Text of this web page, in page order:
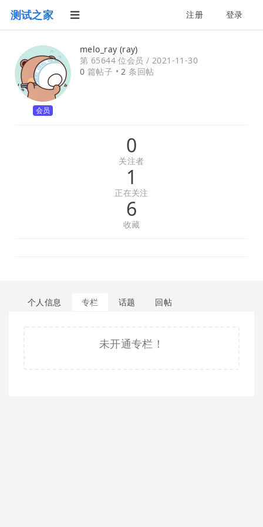
测试之家 注册 登录
会员
melo_ray (ray)
第 65644 位会员 / 2021-11-30
0 篇帖子 •2 条回帖
0
关注者
1
正在关注
6
收藏
个人信息 专栏 话题 回帖
未开通专栏！